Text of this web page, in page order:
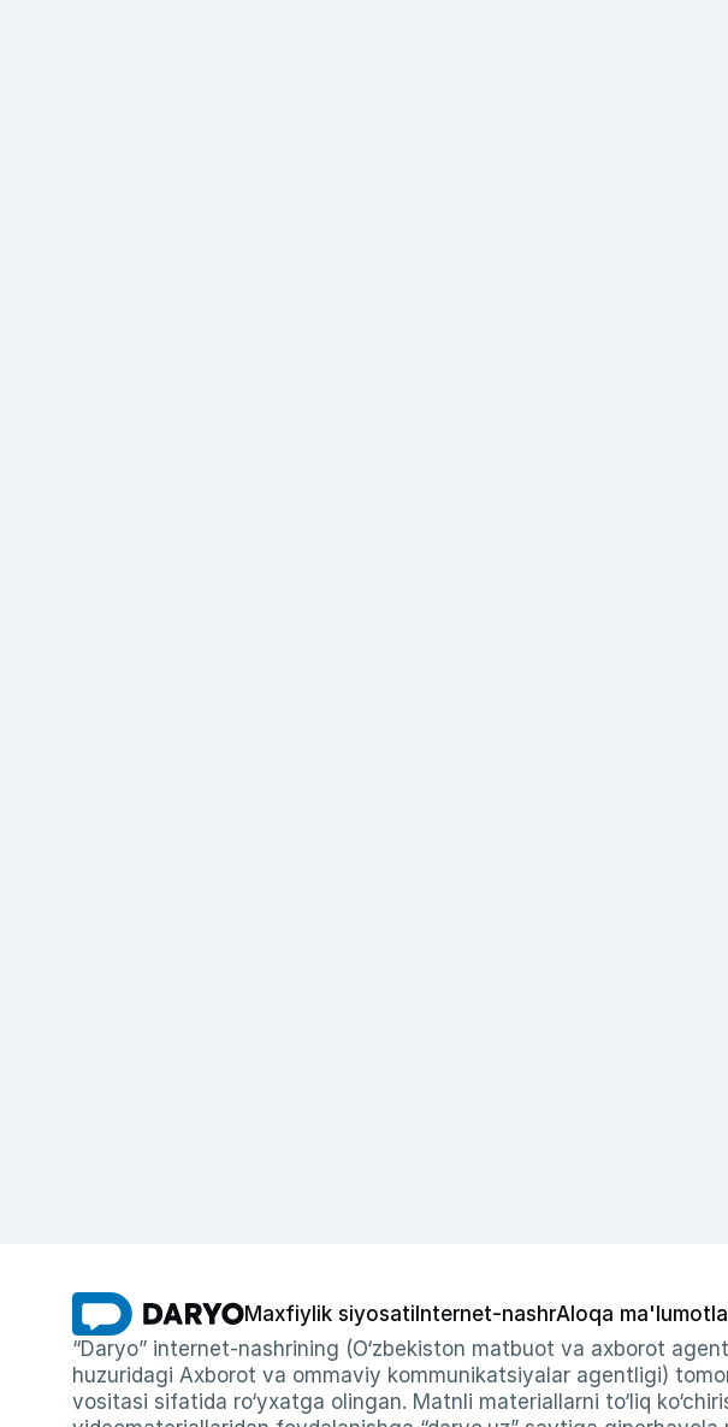
Maxfiylik siyosati Internet-nashrAloqa
“Daryo” internet-nashrining (O‘zbekiston matbuot va axborot
huzuridagi Axborot va ommaviy kommunikatsiyalar agentligi)
vositasi sifatida ro‘yxatga olingan. Matnli materiallarni to‘liq